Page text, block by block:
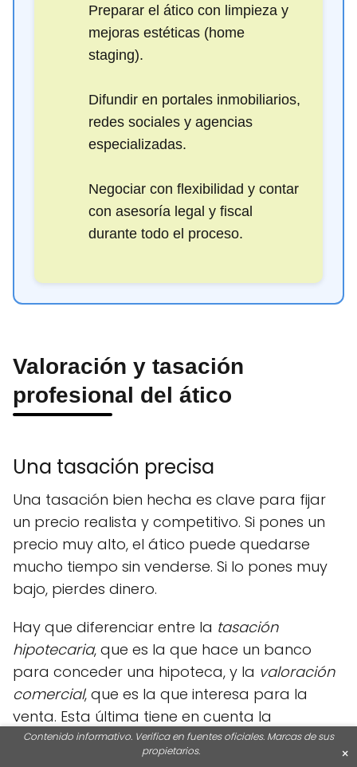
Preparar el ático con limpieza y
mejoras estéticas (home
staging).
Difundir en portales inmobiliarios,
redes sociales y agencias
especializadas.
Negociar con flexibilidad y contar
con asesoría legal y fiscal
durante todo el proceso.
Valoración y tasación
profesional del ático
Una tasación precisa
Una tasación bien hecha es clave para fijar
un precio realista y competitivo. Si pones un
precio muy alto, el ático puede quedarse
mucho tiempo sin venderse. Si lo pones muy
bajo, pierdes dinero.
Hay que diferenciar entre la tasación
hipotecaria, que es la que hace un banco
para conceder una hipoteca, y la valoración
comercial, que es la que interesa para la
venta. Esta última tiene en cuenta la
demanda real y las características del
Contenido informativo. Verifica en fuentes oficiales. Marcas de sus
propietarios.
×